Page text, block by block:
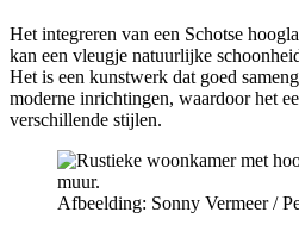
Het integreren van een Schotse
kan een vleugje natuurlijke
Het is een kunstwerk dat goed
moderne inrichtingen, waardoor het
verschillende stijlen.
Afbeelding: Sonny Vermeer /